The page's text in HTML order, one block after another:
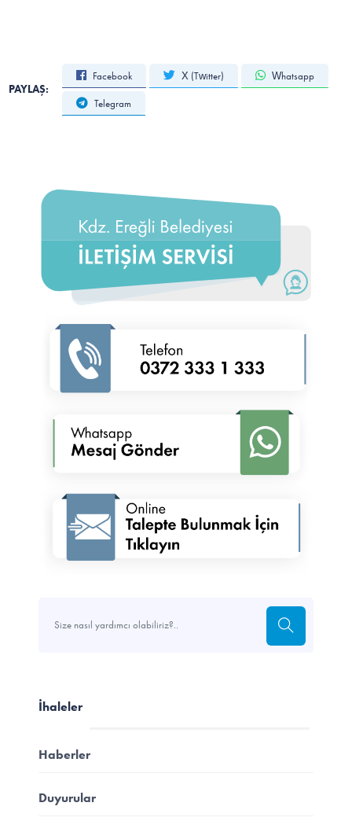
PAYLAŞ:
Facebook X (Twitter) Whatsapp
Telegram
İhaleler
Haberler
Duyurular